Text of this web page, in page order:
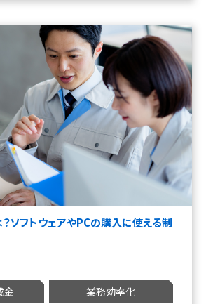
ソフトウェアやPCの購入に使える制
金 業務効率化